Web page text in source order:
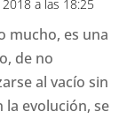
a las 18:25
mucho, es una
de no
al vacío sin
evolución, se